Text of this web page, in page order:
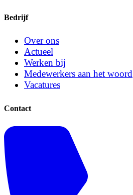
Bedrijf
Over ons
Actueel
Werken bij
Medewerkers aan het woord
Vacatures
Contact